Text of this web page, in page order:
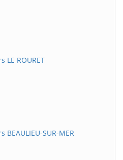
LE ROURET
SUR-MER